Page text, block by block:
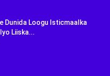
Dunida Loogu Isticmaalka
Liiska...